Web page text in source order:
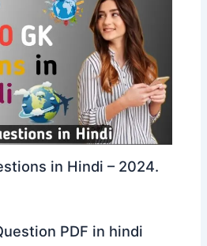
in Hindi – 2024.
PDF in hindi